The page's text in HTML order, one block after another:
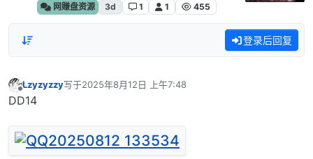
网赚盘资源 3d 1 1 455
登录后回复
离线
Lzyzyzzy写于2025年8月12日 上午7:48
最后由 编辑
DD14